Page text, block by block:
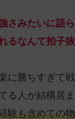
さみたいに語
るなんて拍子抜
に勝ちすぎて
る人が結構居ま
験も含めての